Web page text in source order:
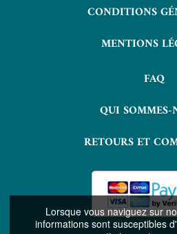
Lorsque vous naviguez sur
informations sont susceptibles
CONDITIONS
MENTIONS
FAQ
QUI SOMMES-
RETOURS ET